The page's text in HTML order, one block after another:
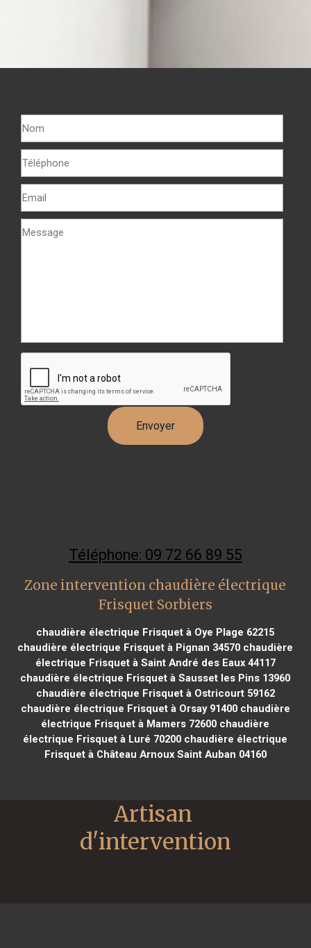
Téléphone: 09 72 66 89 55
Zone intervention chaudière électrique
Frisquet Sorbiers
chaudière électrique Frisquet à Oye Plage 62215
chaudière électrique Frisquet à Pignan 34570 chaudière
électrique Frisquet à Saint André des Eaux 44117
chaudière électrique Frisquet à Sausset les Pins 13960
chaudière électrique Frisquet à Ostricourt 59162
chaudière électrique Frisquet à Orsay 91400chaudière
électrique Frisquet à Mamers 72600 chaudière
électrique Frisquet à Luré 70200 chaudière électrique
Frisquet à Château Arnoux Saint Auban 04160
Artisan
d'intervention